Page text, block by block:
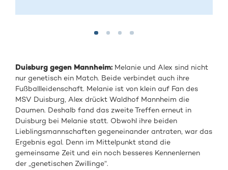
Duisburg gegen Mannheim: Melanie und Alex sind nicht
nur genetisch ein Match. Beide verbindet auch ihre
Fußballleidenschaft. Melanie ist von klein auf Fan des
MSV Duisburg, Alex drückt Waldhof Mannheim die
Daumen. Deshalb fand das zweite Treffen erneut in
Duisburg bei Melanie statt. Obwohl ihre beiden
Lieblingsmannschaften gegeneinander antraten, war das
Ergebnis egal. Denn im Mittelpunkt stand die
gemeinsame Zeit und ein noch besseres Kennenlernen
der „genetischen Zwillinge“.